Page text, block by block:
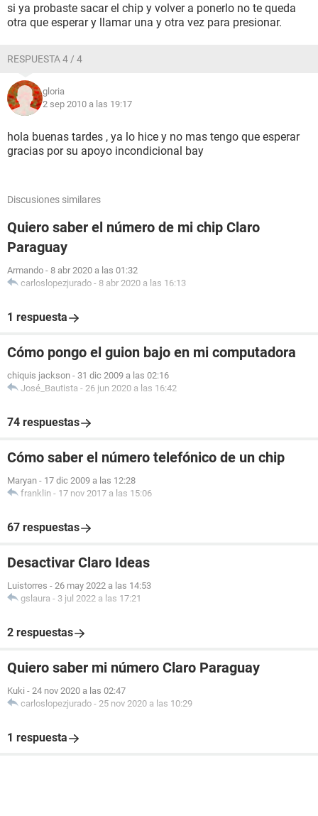
si ya probaste sacar el chip y volver a ponerlo no te queda
otra que esperar y llamar una y otra vez para presionar.
RESPUESTA 4 / 4
gloria
2 sep 2010 a las 19:17
hola buenas tardes , ya lo hice y no mas tengo que esperar
gracias por su apoyo incondicional bay
Discusiones similares
Quiero saber el número de mi chip Claro
Paraguay
Armando - 8 abr 2020 a las 01:32
carloslopezjurado - 8 abr 2020 a las 16:13
1 respuesta
Cómo pongo el guion bajo en mi computadora
chiquis jackson - 31 dic 2009 a las 02:16
José_Bautista - 26 jun 2020 a las 16:42
74 respuestas
Cómo saber el número telefónico de un chip
Maryan - 17 dic 2009 a las 12:28
franklin - 17 nov 2017 a las 15:06
67 respuestas
Desactivar Claro Ideas
Luistorres - 26 may 2022 a las 14:53
gslaura - 3 jul 2022 a las 17:21
2 respuestas
Quiero saber mi número Claro Paraguay
Kuki - 24 nov 2020 a las 02:47
carloslopezjurado - 25 nov 2020 a las 10:29
1 respuesta